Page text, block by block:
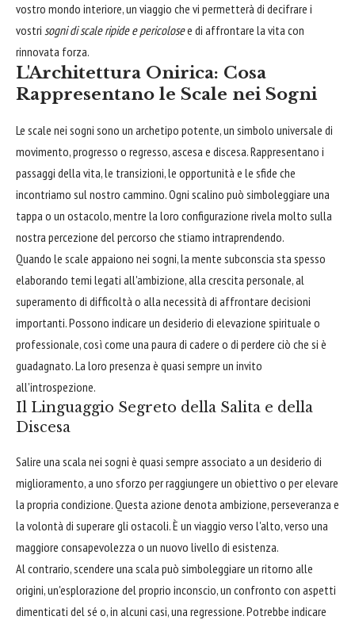
vostro mondo interiore, un viaggio che vi permetterà di decifrare i
vostri sogni di scale ripide e pericolosee di affrontare la vita con
rinnovata forza.
L'Architettura Onirica: Cosa
Rappresentano le Scale nei Sogni
Le scale nei sogni sono un archetipo potente, un simbolo universale di
movimento, progresso o regresso, ascesa e discesa. Rappresentano i
passaggi della vita, le transizioni, le opportunità e le sfide che
incontriamo sul nostro cammino. Ogni scalino può simboleggiare una
tappa o un ostacolo, mentre la loro configurazione rivela molto sulla
nostra percezione del percorso che stiamo intraprendendo.
Quando le scale appaiono nei sogni, la mente subconscia sta spesso
elaborando temi legati all'ambizione, alla crescita personale, al
superamento di difficoltà o alla necessità di affrontare decisioni
importanti. Possono indicare un desiderio di elevazione spirituale o
professionale, così come una paura di cadere o di perdere ciò che si è
guadagnato. La loro presenza è quasi sempre un invito
all'introspezione.
Il Linguaggio Segreto della Salita e della
Discesa
Salire una scala nei sogni è quasi sempre associato a un desiderio di
miglioramento, a uno sforzo per raggiungere un obiettivo o per elevare
la propria condizione. Questa azione denota ambizione, perseveranza e
la volontà di superare gli ostacoli. È un viaggio verso l'alto, verso una
maggiore consapevolezza o un nuovo livello di esistenza.
Al contrario, scendere una scala può simboleggiare un ritorno alle
origini, un'esplorazione del proprio inconscio, un confronto con aspetti
dimenticati del sé o, in alcuni casi, una regressione. Potrebbe indicare